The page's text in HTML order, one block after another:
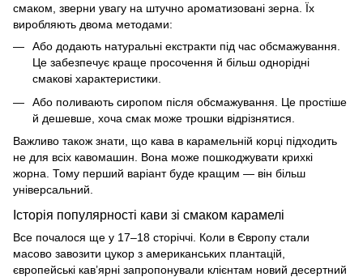
смаком, зверни увагу на штучно ароматизовані зерна. Їх
виробляють двома методами:
Або додають натуральні екстракти під час обсмажування.
Це забезпечує краще просочення й більш однорідні
смакові характеристики.
Або поливають сиропом після обсмажування. Це простіше
й дешевше, хоча смак може трошки відрізнятися.
Важливо також знати, що кава в карамельній корці підходить
не для всіх кавомашин. Вона може пошкоджувати крихкі
жорна. Тому перший варіант буде кращим — він більш
універсальний.
Історія популярності кави зі смаком карамелі
Все почалося ще у 17–18 сторіччі. Коли в Європу стали
масово завозити цукор з американських плантацій,
європейські кав’ярні запропонували клієнтам новий десертний